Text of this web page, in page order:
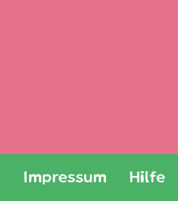
Impressum Hilfe